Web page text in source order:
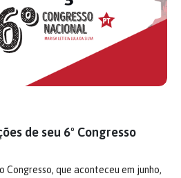
de seu 6º Congresso
Congresso, que aconteceu em junho,